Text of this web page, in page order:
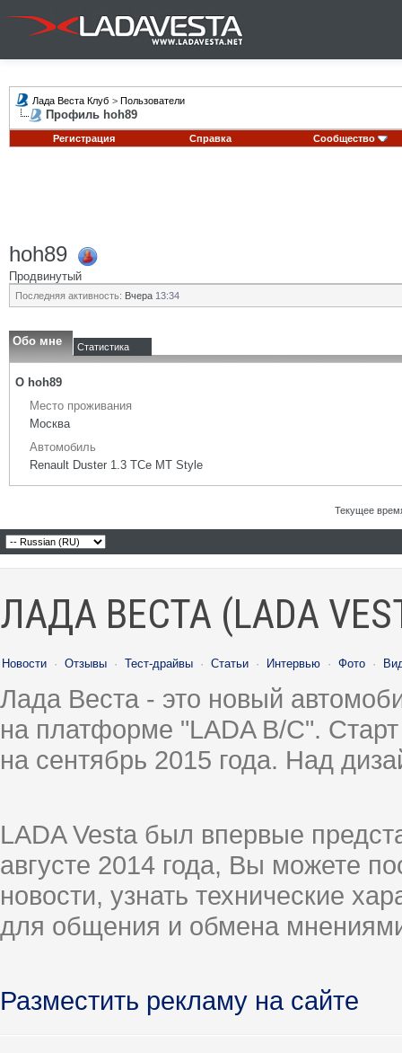
Лада Веста Клуб > Пользователи
Профиль hoh89
Регистрация Справка Сообщество
hoh89
Продвинутый
Последняя активность: Вчера 13:34
Обо мне Статистика
О hoh89
Место проживания
Москва
Автомобиль
Renault Duster 1.3 TCe MT Style
Текущее
ЛАДА ВЕСТА (LADA
Новости · Отзывы · Тест-драйвы · Статьи · Интервью · Фото ·
Лада Веста - это новый
на платформе "LADA B/C".
на сентябрь 2015 года. Над
LADA Vesta был впервые
августе 2014 года, Вы можете
новости, узнать технические
для общения и обмена
Разместить рекламу на сайте